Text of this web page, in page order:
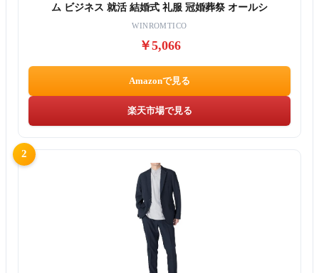
ム ビジネス 就活 結婚式 礼服 冠婚葬祭 オールシ
WINROMTICO
￥5,066
Amazonで見る
楽天市場で見る
2